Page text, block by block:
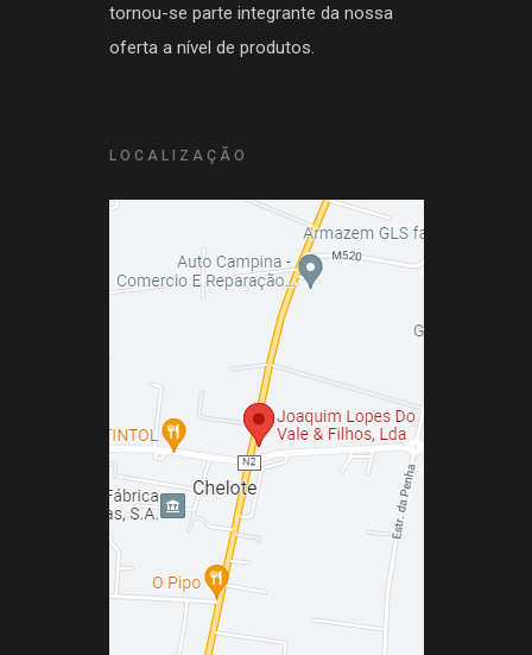
tornou-se parte integrante da nossa
oferta a nível de produtos.
LOCALIZAÇÃO